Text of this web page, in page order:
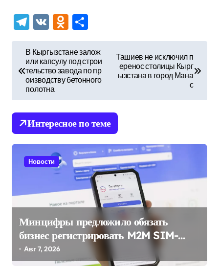
Telegram
VK Odnoklassniki
и
г
а
ц
п
о
п
В Кыргызстане залож
или капсулу под строи
тельство завода по пр
оизводству бетонного
полотна
Ташиев не исключил п
еренос столицы Кырг
ызстана в город Мана
с
Интересное по теме
Новости
Минцифры предложило обязать
бизнес регистрировать M2M SIM-
карты через «Госуслуги»
Авг 7, 2026